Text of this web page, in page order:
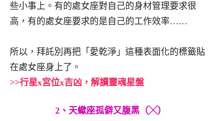
些小事上。有的處女座對自己的身材管理要求很
高，有的處女座要求的是自己的工作效率……
所以，拜託別再把「愛乾淨」這種表面化的標籤貼
在處女座身上了。
>>行星x宮位x吉凶，解讀靈魂星盤
2、天蠍座孤僻又腹黑（╳）